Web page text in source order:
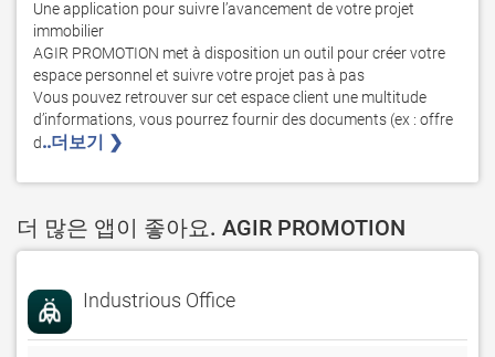
Une application pour suivre l’avancement de votre projet
immobilier
AGIR PROMOTION met à disposition un outil pour créer votre
espace personnel et suivre votre projet pas à pas
Vous pouvez retrouver sur cet espace client une multitude
d’informations, vous pourrez fournir des documents (ex : offre
d..더보기 ❯
더 많은 앱이 좋아요. AGIR PROMOTION
Industrious Office